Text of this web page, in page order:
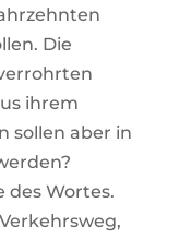
Die
ihrem
sollen aber in
des Wortes.